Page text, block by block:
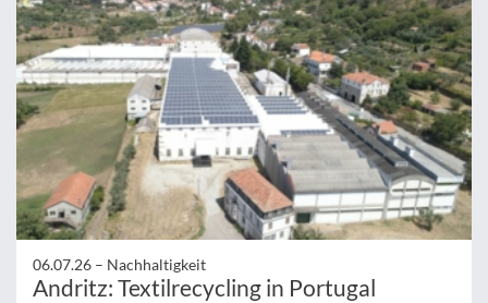
06.07.26 – Nachhaltigkeit
Andritz: Textilrecycling in Portugal